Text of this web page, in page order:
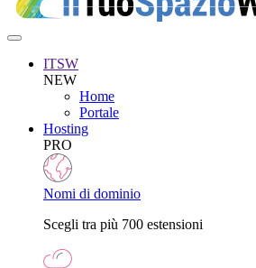
ITSW
NEW
Home
Portale
Hosting
PRO
Nomi di dominio
Scegli tra più 700 estensioni